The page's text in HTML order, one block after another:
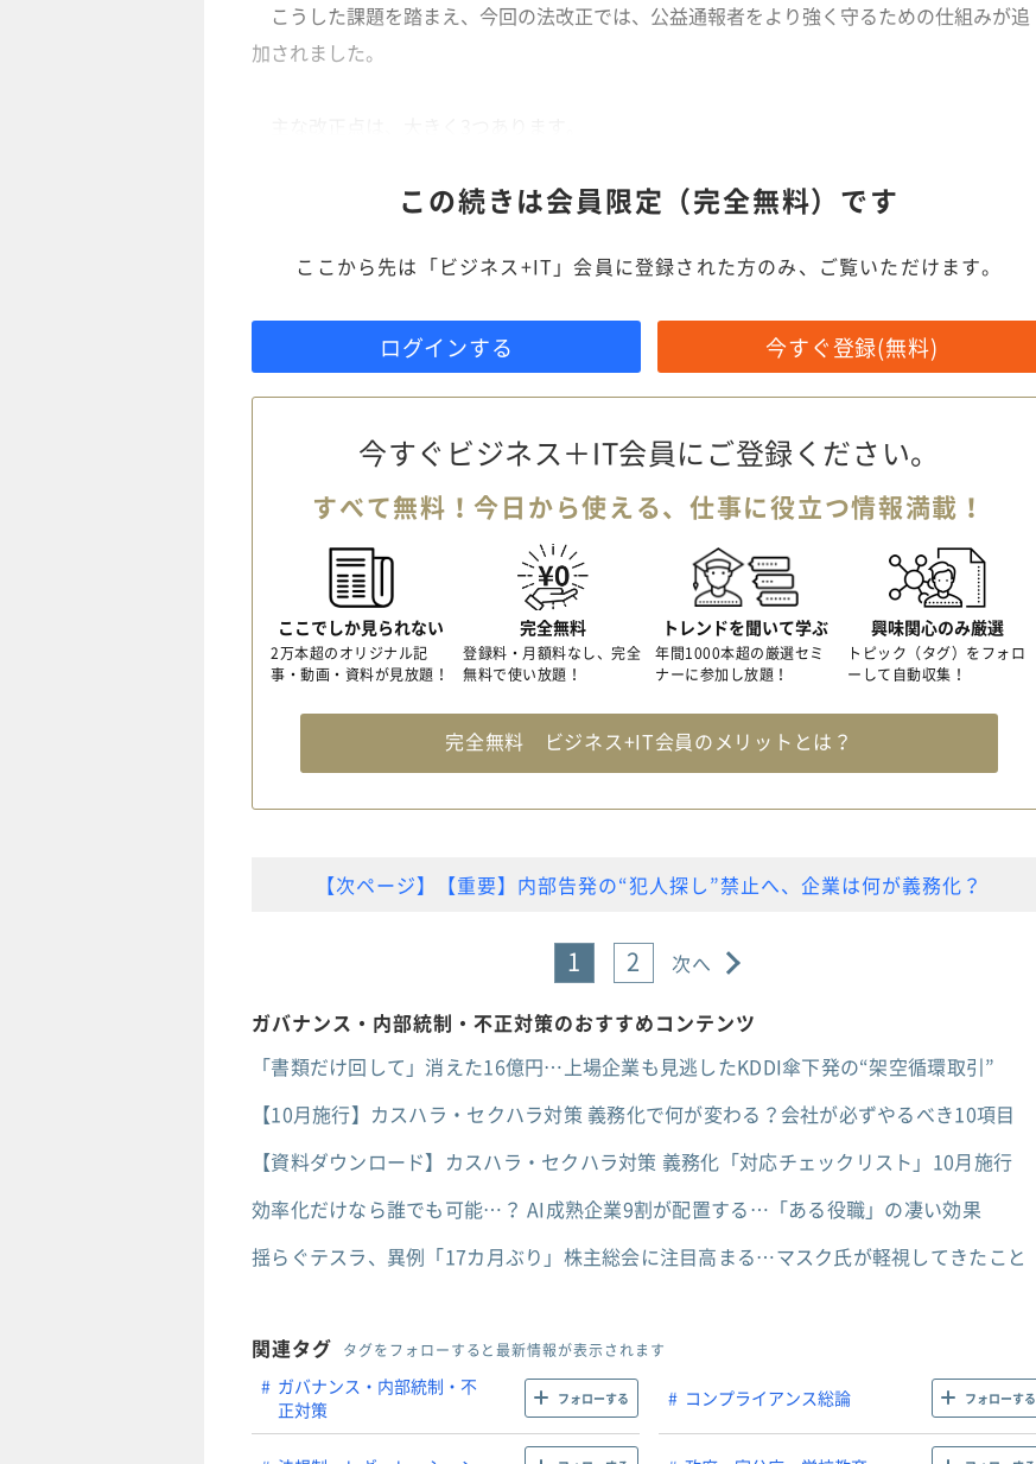
こうした課題を踏まえ、今回の法改正では、公益通報者をより強く守るための仕組みが追
加されました。
この続きは会員限定（完全無料）です
ここから先は「ビジネス+IT」会員に登録された方のみ、ご覧いただけます。
ログインする 今すぐ登録(無料)
今すぐビジネス＋IT会員にご登録ください。
すべて無料！今日から使える、仕事に役立つ情報満載！
ここでしか見られない
2万本超のオリジナル記
事・動画・資料が見放題！
完全無料
登録料・月額料なし、完全
無料で使い放題！
トレンドを聞いて学ぶ
年間1000本超の厳選セミ
ナーに参加し放題！
興味関心のみ厳選
トピック（タグ）をフォロ
ーして自動収集！
完全無料 ビジネス+IT会員のメリットとは？
【次ページ】【重要】内部告発の“犯人探し”禁止へ、企業は何が義務化？
1 2 次へ
ガバナンス・内部統制・不正対策のおすすめコンテンツ
「書類だけ回して」消えた16億円…上場企業も見逃したKDDI傘下発の“架空循環取引”
【10月施行】カスハラ・セクハラ対策 義務化で何が変わる？会社が必ずやるべき10項目
【資料ダウンロード】カスハラ・セクハラ対策 義務化「対応チェックリスト」10月施行
効率化だけなら誰でも可能…？ AI成熟企業9割が配置する…「ある役職」の凄い効果
揺らぐテスラ、異例「17カ月ぶり」株主総会に注目高まる…マスク氏が軽視してきたこと
関連タグ タグをフォローすると最新情報が表示されます
ガバナンス・内部統制・不
正対策
フォローする コンプライアンス総論 フォローする